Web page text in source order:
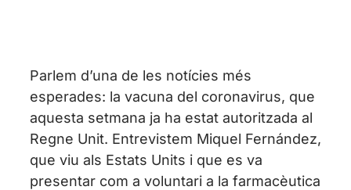
Parlem d’una de les notícies més
esperades: la vacuna del coronavirus, que
aquesta setmana ja ha estat autoritzada al
Regne Unit. Entrevistem Miquel Fernández,
que viu als Estats Units i que es va
presentar com a voluntari a la farmacèutica